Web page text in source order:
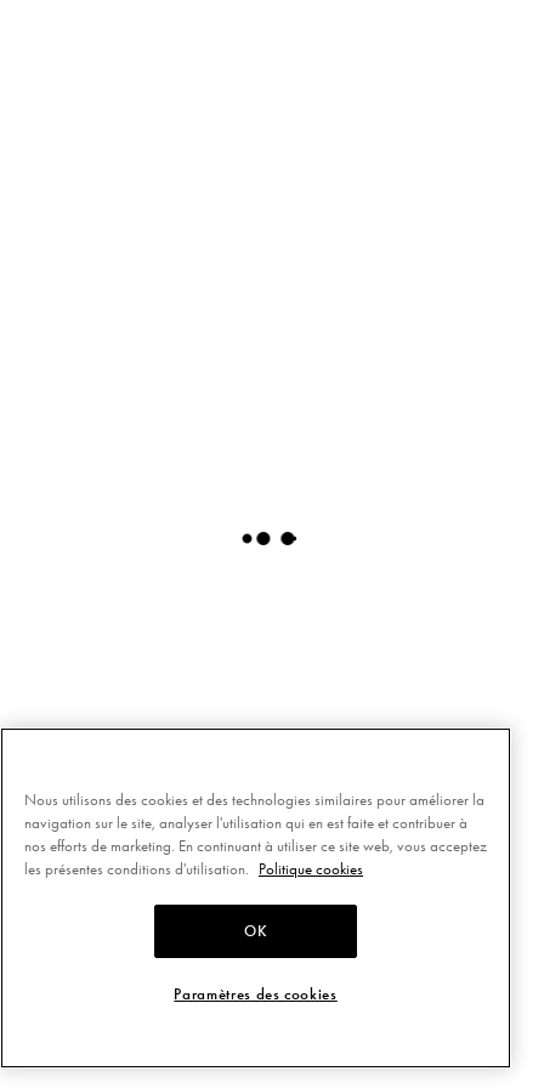
Nous utilisons des cookies et des technologies similaires pour améliorer la
navigation sur le site, analyser l'utilisation qui en est faite et contribuer à
nos efforts de marketing. En continuant à utiliser ce site web, vous acceptez
les présentes conditions d'utilisation.
Politique cookies
OK
Paramètres des cookies